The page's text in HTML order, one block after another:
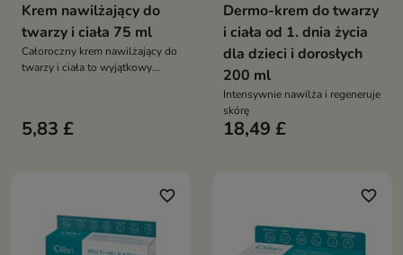
Krem nawilżający do
twarzy i ciała 75 ml
Całoroczny krem nawilżający do
twarzy i ciała to wyjątkowy
życia
5,83 £
Dermo-krem do twarzy
i ciała od 1. dnia życia
dla dzieci i dorosłych
200 ml
Intensywnie nawilża i regeneruje
skórę
18,49 £
favorite_border favorite_border